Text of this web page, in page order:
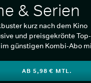
& Serien
kurz nach dem Kino
und preisgekrönte
günstigen Kombi-Abo
AB 5,98 € MTL.